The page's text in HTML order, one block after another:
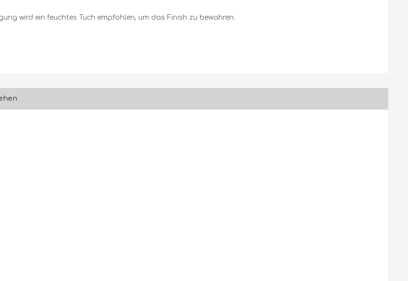
wird ein feuchtes Tuch empfohlen, um das Finish zu bewahren.